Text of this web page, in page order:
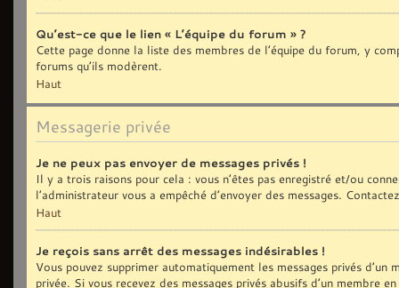
Qu’est-ce que le lien « L’équipe du forum » ?
Cette page donne la liste des membres de l’équipe du forum, y
forums qu’ils modèrent.
Haut
Messagerie privée
Je ne peux pas envoyer de messages privés !
Il y a trois raisons pour cela : vous n’êtes pas enregistré et/ou
l’administrateur vous a empêché d’envoyer des messages.
Haut
Je reçois sans arrêt des messages indésirables !
Vous pouvez supprimer automatiquement les messages privés
privée. Si vous recevez des messages privés abusifs d’un